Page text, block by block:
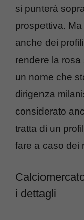
si punterà
prospettiva.
anche dei
rendere la rosa
un nome che
dirigenza
considerato
tratta di un
fare a caso dei
i dettagli